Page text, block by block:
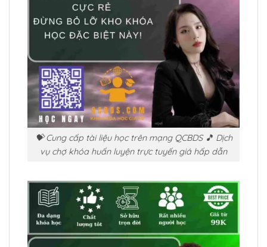
💝 Cung cấp tài liệu học trên mạng QCBDS 🎵 Dịch
vụ chợ khóa huấn luyện trực tuyến giá hấp dẫn